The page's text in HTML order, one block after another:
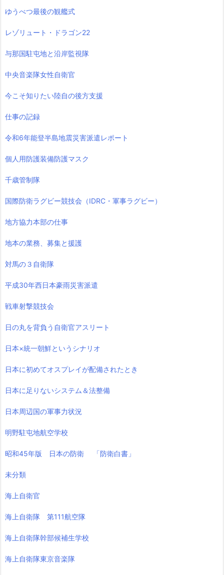
ゆうべつ最後の観艦式
レゾリュート・ドラゴン22
与那国駐屯地と沿岸監視隊
中央音楽隊女性自衛官
今こそ知りたい陸自の後方支援
仕事の記録
令和6年能登半島地震災害派遣レポート
個人用防護装備防護マスク
千歳管制隊
国際防衛ラグビー競技会（IDRC・軍事ラグビー）
地方協力本部の仕事
地本の業務、募集と援護
対馬の３自衛隊
平成30年西日本豪雨災害派遣
戦車射撃競技会
日の丸を背負う自衛官アスリート
日本×統一朝鮮というシナリオ
日本に初めてオスプレイが配備されたとき
日本に足りないシステム＆法整備
日本周辺国の軍事力状況
明野駐屯地航空学校
昭和45年版 日本の防衛 「防衛白書」
未分類
海上自衛官
海上自衛隊 第111航空隊
海上自衛隊幹部候補生学校
海上自衛隊東京音楽隊